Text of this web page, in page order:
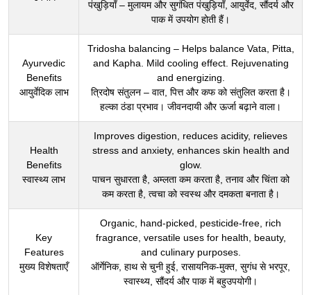
पंखुड़ियाँ – मुलायम और सुगंधित पंखुड़ियाँ, आयुर्वेद, सौंदर्य और
पाक में उपयोग होती हैं।
Ayurvedic
Benefits
आयुर्वेदिक लाभ
Tridosha balancing – Helps balance Vata, Pitta,
and Kapha. Mild cooling effect. Rejuvenating
and energizing.
त्रिदोष संतुलन – वात, पित्त और कफ को संतुलित करता है।
हल्का ठंडा प्रभाव। जीवनदायी और ऊर्जा बढ़ाने वाला।
Health
Benefits
स्वास्थ्य लाभ
Improves digestion, reduces acidity, relieves
stress and anxiety, enhances skin health and
glow.
पाचन सुधारता है, अम्लता कम करता है, तनाव और चिंता को
कम करता है, त्वचा को स्वस्थ और दमकता बनाता है।
Key
Features
मुख्य विशेषताएँ
Organic, hand-picked, pesticide-free, rich
fragrance, versatile uses for health, beauty,
and culinary purposes.
ऑर्गेनिक, हाथ से चुनी हुई, रासायनिक-मुक्त, सुगंध से भरपूर,
स्वास्थ्य, सौंदर्य और पाक में बहुउपयोगी।